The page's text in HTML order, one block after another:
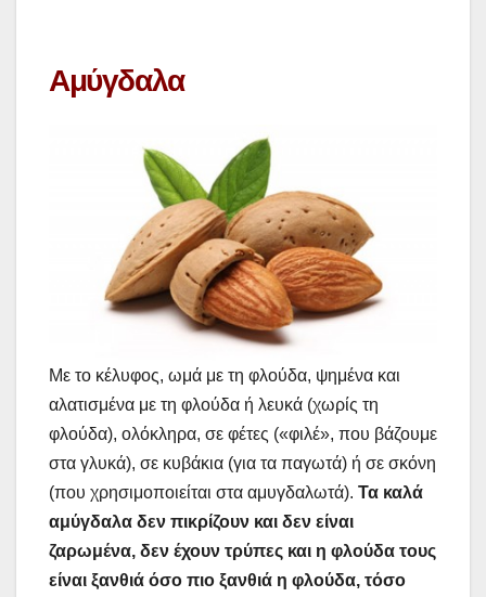
Αμύγδαλα
Με το κέλυφος, ωμά με τη φλούδα, ψημένα και
αλατισμένα με τη φλούδα ή λευκά (χωρίς τη
φλούδα), ολόκληρα, σε φέτες («φιλέ», που βάζουμε
στα γλυκά), σε κυβάκια (για τα παγωτά) ή σε σκόνη
(που χρησιμοποιείται στα αμυγδαλωτά). Τα καλά
αμύγδαλα δεν πικρίζουν και δεν είναι
ζαρωμένα, δεν έχουν τρύπες και η φλούδα τους
είναι ξανθιά όσο πιο ξανθιά η φλούδα, τόσο